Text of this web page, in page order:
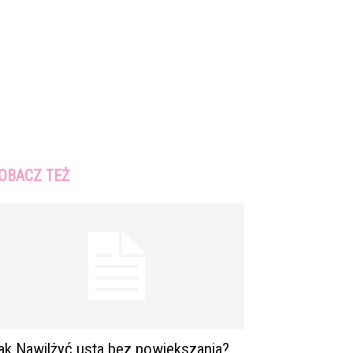
TEŻ
Nawilżyć usta bez powiększania?